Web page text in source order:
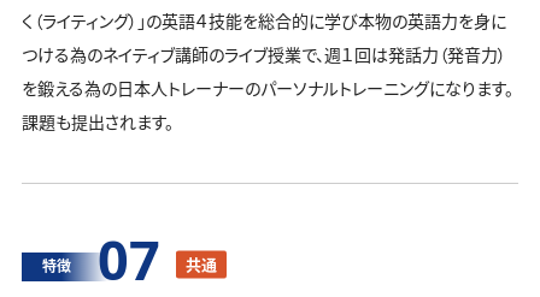
く（ライティング）」の英語４技能を総合的に学び本物の英語力を身に
つける為のネイティブ講師のライブ授業で、週１回は発話力（発音力）
を鍛える為の日本人トレーナーのパーソナルトレーニングになります。
課題も提出されます。
特徴 07 共通